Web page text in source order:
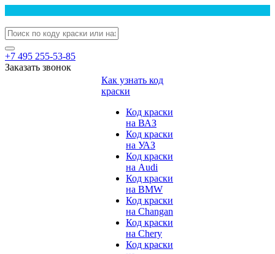
+7 495 255-53-85
Заказать звонок
Как узнать код
краски
Код краски
на ВАЗ
Код краски
на УАЗ
Код краски
на Audi
Код краски
на BMW
Код краски
на Changan
Код краски
на Chery
Код краски